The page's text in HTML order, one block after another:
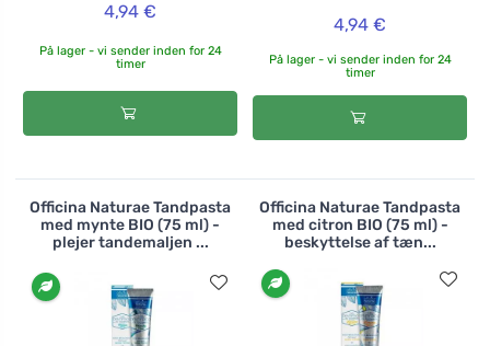
4,94 €
På lager - vi sender inden for 24
timer
4,94 €
På lager - vi sender inden for 24
timer
Officina Naturae Tandpasta
med mynte BIO (75 ml) -
plejer tandemaljen ...
Officina Naturae Tandpasta
med citron BIO (75 ml) -
beskyttelse af tæn...